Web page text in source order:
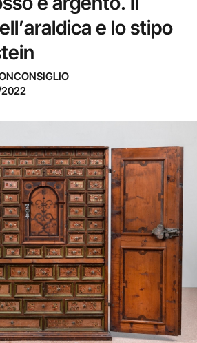
e lo stipo